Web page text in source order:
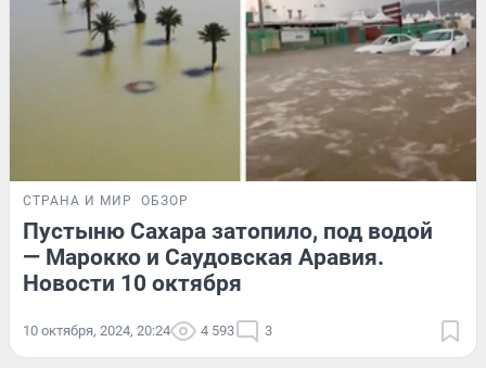
СТРАНА И МИР ОБЗОР
Пустыню Сахара затопило, под водой
— Марокко и Саудовская Аравия.
Новости 10 октября
10 октября, 2024, 20:24 4 593 3